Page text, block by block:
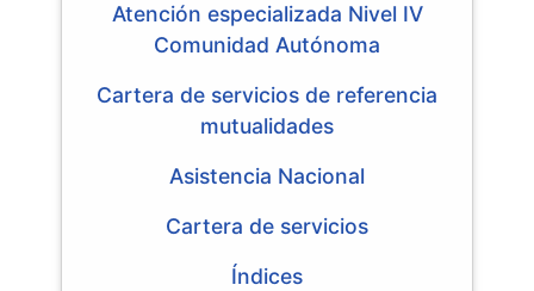
Atención especializada Nivel IV
Comunidad Autónoma
Cartera de servicios de referencia
mutualidades
Asistencia Nacional
Cartera de servicios
Índices